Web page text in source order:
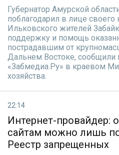
Губернатор Амурской
поблагодарил в лице своего
Ильковского жителей
поддержку и помощь
пострадавшим от
Дальнем Востоке, сообщили
«Забмедиа.Ру» в краевом
хозяйства.
22:14
Интернет-провайдер:
сайтам можно лишь
Реестр запрещенных